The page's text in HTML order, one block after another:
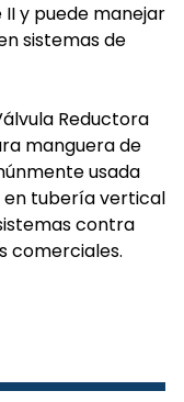
II y puede manejar
sistemas de
Reductora
manguera de
usada
en tubería vertical
contra
comerciales.